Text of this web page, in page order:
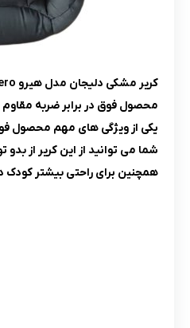
کرير مشکی دلیجان مدل هیرو delijan hero تمامی ویژگی های یک کریر مناسب را دارد.
محصول فوق در برابر ضربه
یکی از ویژگی های مهم محصول
شما می توانید از این کریر از بدو تولد تا سن 6 ماهگی و تا وزن 9
همچنین برای راحتی بیشتر